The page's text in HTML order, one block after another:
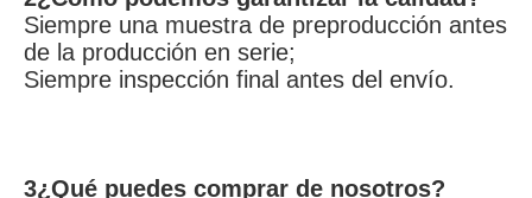
Siempre una muestra de preproducción antes
de la producción en serie;
Siempre inspección final antes del envío.
3¿Qué puedes comprar de nosotros?